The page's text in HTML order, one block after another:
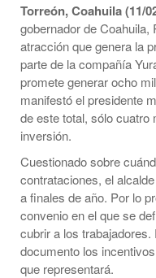
Torreón, Coahuila (11/
gobernador de Coahuila,
atracción que genera la
parte de la compañía
promete generar ocho
manifestó el presidente
de este total, sólo cuatro
inversión.
Cuestionado sobre
contrataciones, el
a finales de año. Por lo
convenio en el que se
cubrir a los
documento los
que representará.